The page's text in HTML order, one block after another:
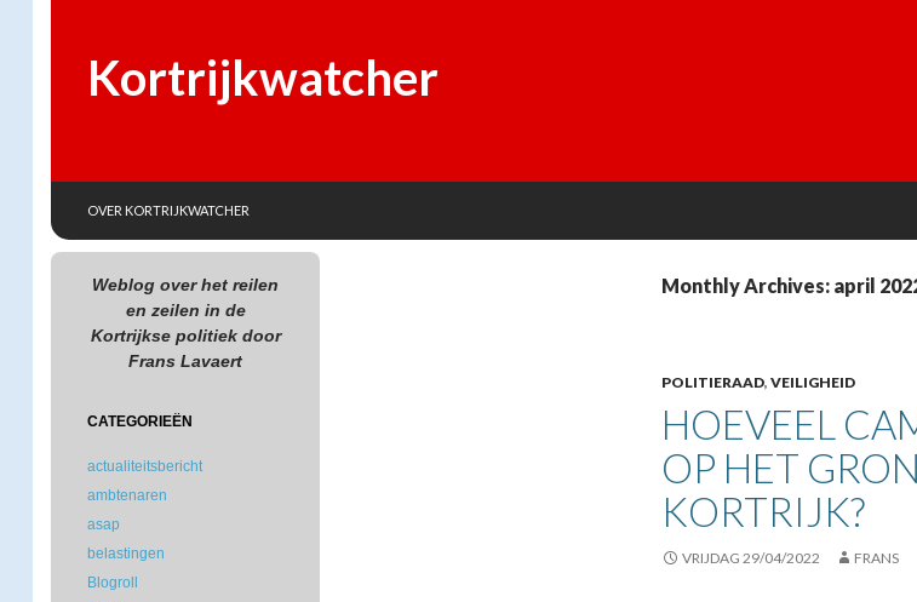
Kortrijkwatcher
OVER KORTRIJKWATCHER
Monthly Archives: april
POLITIERAAD, VEILIGHEID
HOEVEEL
OP HET
KORTRIJK?
VRIJDAG 29/04/2022 FRANS
Weblog over het reilen
en zeilen in de
Kortrijkse politiek door
Frans Lavaert
CATEGORIEËN
actualiteitsbericht
ambtenaren
asap
belastingen
Blogroll